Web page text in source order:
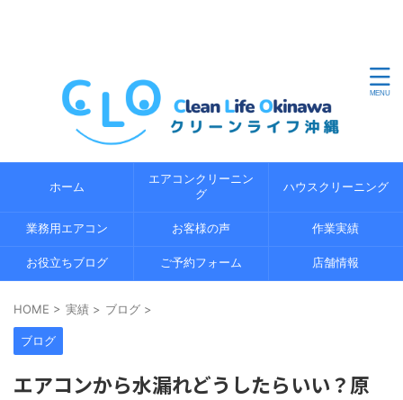
ホーム
エアコンクリーニン
グ
ハウスクリーニング
業務用エアコン お客様の声 作業実績
お役立ちブログ ご予約フォーム 店舗情報
HOME > 実績 > ブログ >
ブログ
エアコンから水漏れどうしたらいい？原